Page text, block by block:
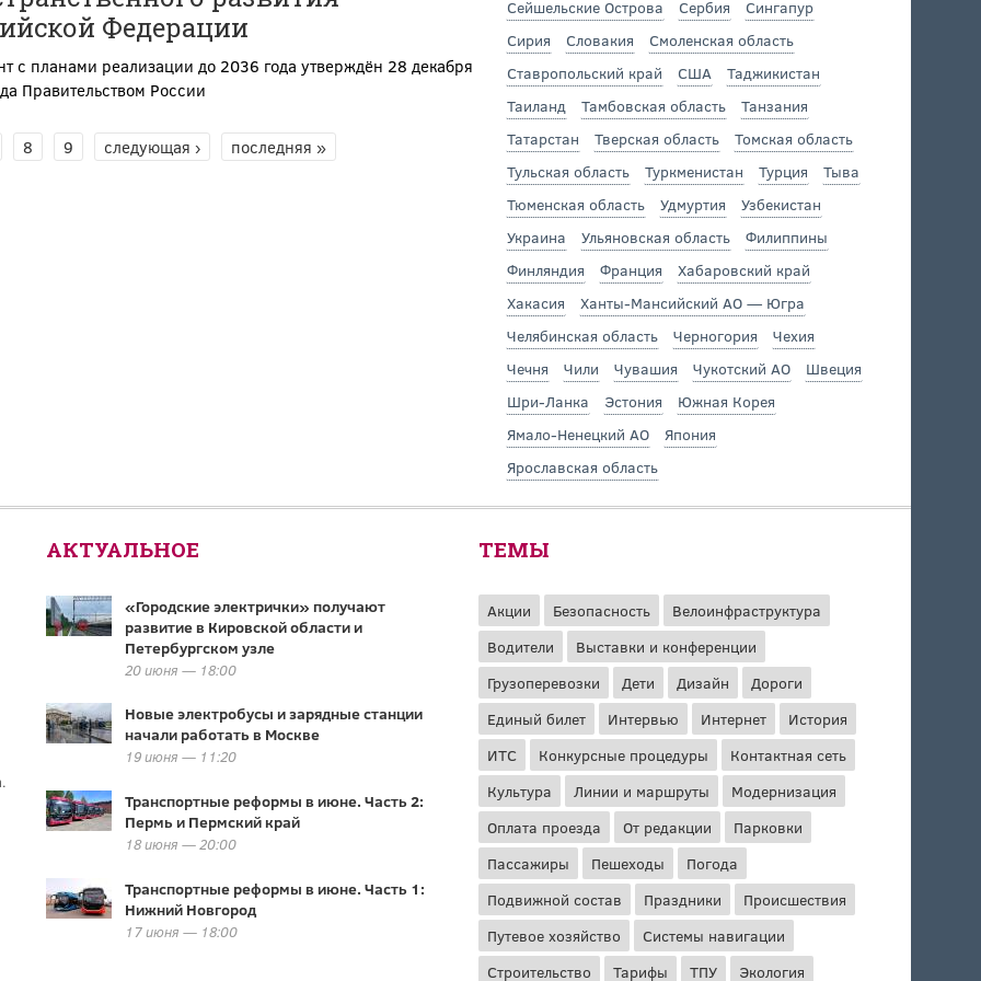
Федерации
с планами реализации до 2036 года утверждён 28 декабря
Правительством России
8 9 следующая › последняя »
Сейшельские Острова
Сербия
Сингапур
Сирия
Словакия
Смоленская область
Ставропольский край
США
Таджикистан
Таиланд
Тамбовская область
Танзания
Татарстан
Тверская область
Томская область
Тульская область
Туркменистан Турция
Тыва
Тюменская область
Удмуртия
Узбекистан
Украина
Ульяновская область
Филиппины
Финляндия
Франция
Хабаровский край
Хакасия
Ханты-Мансийский АО — Югра
Челябинская область
Черногория
Чехия
Чечня
Чили Чувашия Чукотский АО
Швеция
Шри-Ланка
Эстония
Южная Корея
Ямало-Ненецкий АО
Япония
Ярославская область
АКТУАЛЬНОЕ
«Городские электрички» получают
развитие в Кировской области и
Петербургском узле
20 июня — 18:00
Новые электробусы и зарядные станции
начали работать в Москве
19 июня — 11:20
Транспортные реформы в июне. Часть 2:
Пермь и Пермский край
18 июня — 20:00
Транспортные реформы в июне. Часть 1:
Нижний Новгород
17 июня — 18:00
ТЕМЫ
Акции Безопасность
Велоинфраструктура
Водители
Выставки и конференции
Грузоперевозки
Дети Дизайн
Дороги
Единый билет
Интервью Интернет
История
ИТС
Конкурсные процедуры
Контактная сеть
Культура
Линии и маршруты
Модернизация
Оплата проезда
От редакции
Парковки
Пассажиры
Пешеходы
Погода
Подвижной состав
Праздники
Происшествия
Путевое хозяйство
Системы навигации
Строительство
Тарифы ТПУ Экология